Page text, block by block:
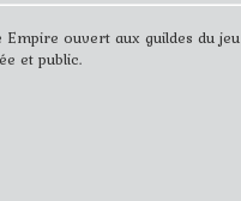
ouvert aux guildes du jeu
et public.